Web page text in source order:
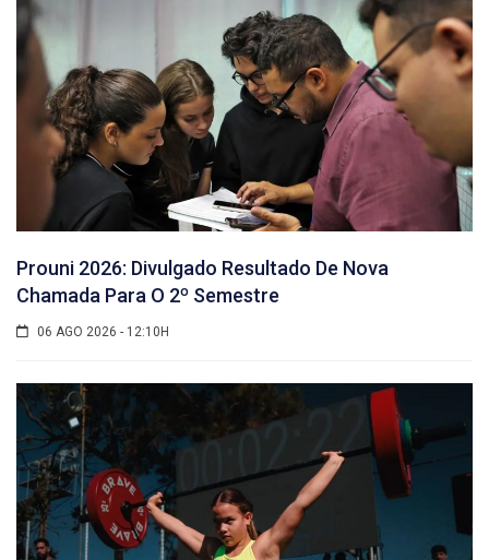
Prouni 2026: Divulgado Resultado De Nova
Chamada Para O 2º Semestre
06 AGO 2026 - 12:10H